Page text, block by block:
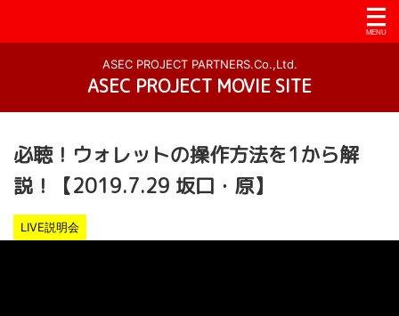
ASEC PROJECT PARTNERS.Co.,Ltd.
ASEC PROJECT MOVIE SITE
必聴！ウォレットの操作方法を1から解
説！【2019.7.29 坂口・原】
LIVE説明会